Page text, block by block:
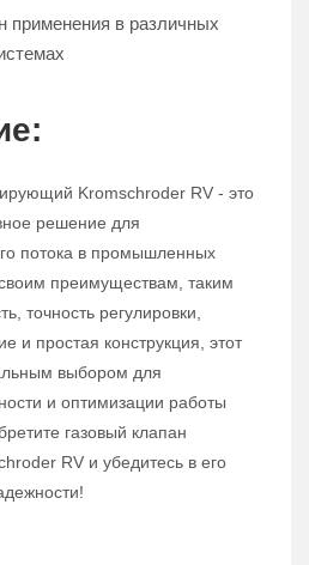
применения в различных
Kromschroder RV - это
решение для
потока в промышленных
преимуществам, таким
точность регулировки,
и простая конструкция, этот
выбором для
и оптимизации работы
газовый клапан
RV и убедитесь в его